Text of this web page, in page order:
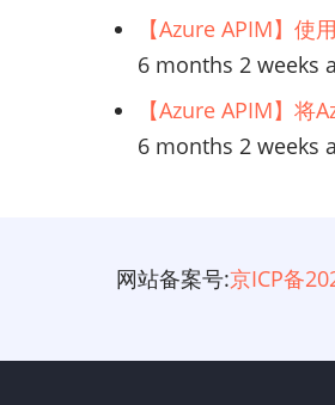
【Azure APIM】使
6 months 2 weeks
【Azure APIM】将
6 months 2 weeks
网站备案号:京ICP备